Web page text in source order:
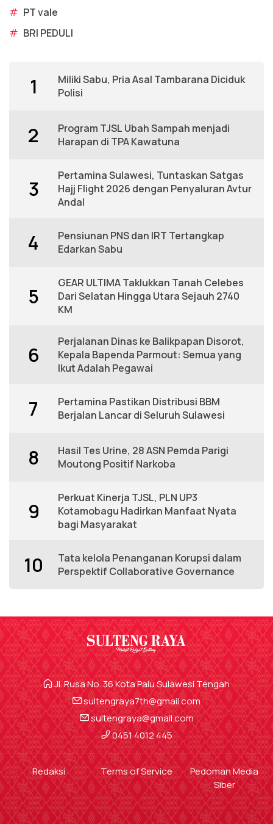
# PT vale
# BRI PEDULI
1
Miliki Sabu, Pria Asal Tambarana Diciduk
Polisi
2
Program TJSL Ubah Sampah menjadi
Harapan di TPA Kawatuna
3
Pertamina Sulawesi, Tuntaskan Satgas
Hajj Flight 2026 dengan Penyaluran Avtur
Andal
4
Pensiunan PNS dan IRT Tertangkap
Edarkan Sabu
5
GEAR ULTIMA Taklukkan Tanah Celebes
Dari Selatan Hingga Utara Sejauh 2740
KM
6
Perjalanan Dinas ke Balikpapan Disorot,
Kepala Bapenda Parmout: Semua yang
Ikut Adalah Pegawai
7
Pertamina Pastikan Distribusi BBM
Berjalan Lancar di Seluruh Sulawesi
8
Hasil Tes Urine, 28 ASN Pemda Parigi
Moutong Positif Narkoba
9
Perkuat Kinerja TJSL, PLN UP3
Kotamobagu Hadirkan Manfaat Nyata
bagi Masyarakat
10
Tata kelola Penanganan Korupsi dalam
Perspektif Collaborative Governance
Jl. Rusa No. 36 Kota Palu Sulawesi Tengah
sultengraya7th@gmail.com
sultengraya@gmail.com
0451 4012 445
Redaksi Terms of Service
Pedoman Media
Siber